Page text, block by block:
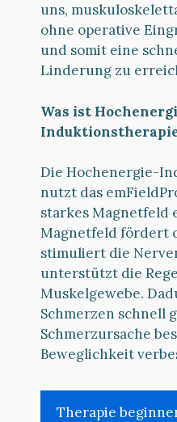
uns,
ohne operative
und somit eine
Linderung zu
Was ist
Die Hochenergie-
nutzt das
starkes Magnetfeld
Magnetfeld fördert
stimuliert die
unterstützt die
Muskelgewebe.
Schmerzen schnell
Schmerzursache
Beweglichkeit
Therapie